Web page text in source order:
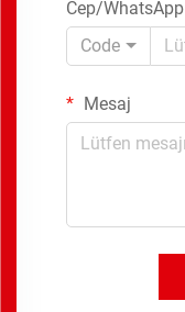
Cep/WhatsApp
Code
Mesaj